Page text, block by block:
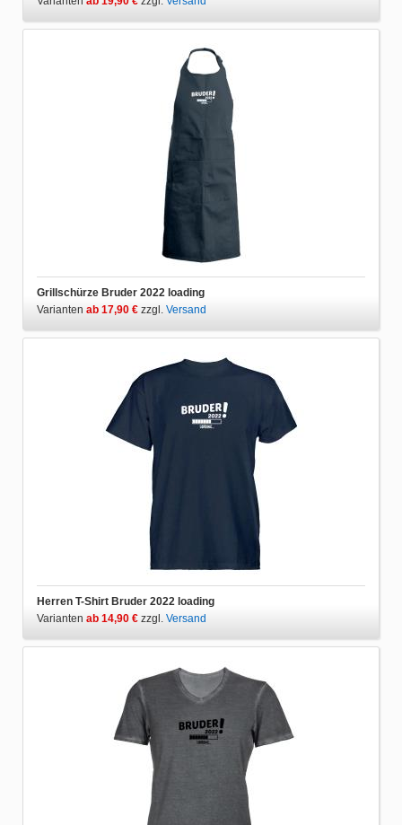
Grillschürze Bruder 2022 loading
Varianten ab 17,90 € zzgl. Versand
Herren T-Shirt Bruder 2022 loading
Varianten ab 14,90 € zzgl. Versand